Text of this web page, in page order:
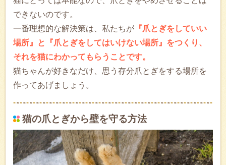
できないのです。
一番理想的な解決策は、私たちが 『爪とぎをしていい
場所』と『爪とぎをしてはいけない場所』をつくり、
それを猫にわかってもらうことです。
猫ちゃんが好きなだけ、思う存分爪とぎをする場所を
作ってあげましょう。
猫の爪とぎから壁を守る方法